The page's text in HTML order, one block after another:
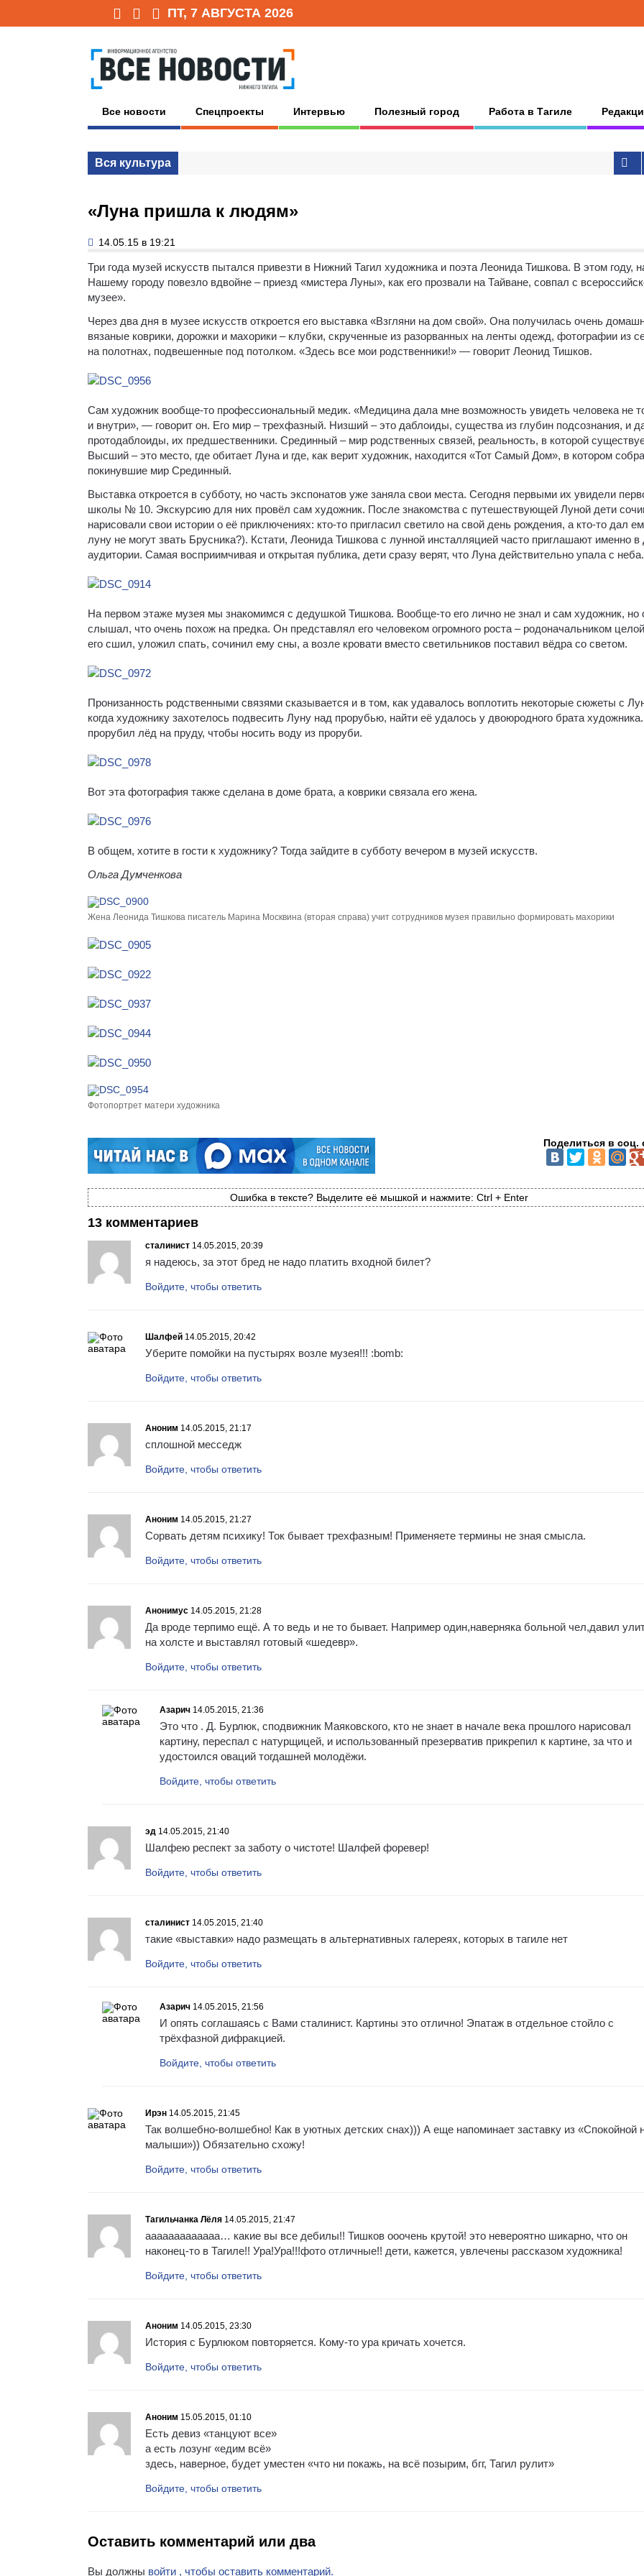
ПТ, 7 АВГУСТА 2026
Все новости Спецпроекты Интервью Полезный город Работа в Тагиле
Вся культура
«Луна пришла к людям»
14.05.15 в 19:21
Три года музей искусств пытался привезти в Нижний Тагил художника и поэта Леонида Тишкова. В этом году,
Нашему городу повезло вдвойне – приезд «мистера Луны», как его прозвали на Тайване, совпал с
музее».
Через два дня в музее искусств откроется его выставка «Взгляни на дом свой». Она получилась очень
вязаные коврики, дорожки и махорики – клубки, скрученные из разорванных на ленты одежд, фотографии из
на полотнах, подвешенные под потолком. «Здесь все мои родственники!» — говорит Леонид Тишков.
Сам художник вообще-то профессиональный медик. «Медицина дала мне возможность увидеть человека не
и внутри», — говорит он. Его мир – трехфазный. Низший – это даблоиды, существа из глубин подсознания, и
протодаблоиды, их предшественники. Срединный – мир родственных связей, реальность, в которой
Высший – это место, где обитает Луна и где, как верит художник, находится «Тот Самый Дом», в котором
покинувшие мир Срединный.
Выставка откроется в субботу, но часть экспонатов уже заняла свои места. Сегодня первыми их увидели
школы № 10. Экскурсию для них провёл сам художник. После знакомства с путешествующей Луной дети
нарисовали свои истории о её приключениях: кто-то пригласил светило на свой день рождения, а кто-то дал
луну не могут звать Брусника?). Кстати, Леонида Тишкова с лунной инсталляцией часто приглашают именно в
аудитории. Самая восприимчивая и открытая публика, дети сразу верят, что Луна действительно упала с неба.
На первом этаже музея мы знакомимся с дедушкой Тишкова. Вообще-то его лично не знал и сам художник, но
слышал, что очень похож на предка. Он представлял его человеком огромного роста – родоначальником
его сшил, уложил спать, сочинил ему сны, а возле кровати вместо светильников поставил вёдра со светом.
Пронизанность родственными связями сказывается и в том, как удавалось воплотить некоторые сюжеты с
когда художнику захотелось подвесить Луну над прорубью, найти её удалось у двоюродного брата
прорубил лёд на пруду, чтобы носить воду из проруби.
Вот эта фотография также сделана в доме брата, а коврики связала его жена.
В общем, хотите в гости к художнику? Тогда зайдите в субботу вечером в музей искусств.
Ольга Думченкова
Жена Леонида Тишкова писатель Марина Москвина (вторая справа) учит сотрудников музея правильно формировать махорики
Фотопортрет матери художника
Поделиться в соц.
Ошибка в тексте? Выделите её мышкой и нажмите: Ctrl + Enter
13 комментариев
сталинист 14.05.2015, 20:39
я надеюсь, за этот бред не надо платить входной билет?
Войдите, чтобы ответить
Шалфей 14.05.2015, 20:42
Уберите помойки на пустырях возле музея!!! :bomb:
Войдите, чтобы ответить
Аноним 14.05.2015, 21:17
сплошной месседж
Войдите, чтобы ответить
Аноним 14.05.2015, 21:27
Сорвать детям психику! Ток бывает трехфазным! Применяете термины не зная смысла.
Войдите, чтобы ответить
Анонимус 14.05.2015, 21:28
Да вроде терпимо ещё. А то ведь и не то бывает. Например один,наверняка больной чел,давил
на холсте и выставлял готовый «шедевр».
Войдите, чтобы ответить
Азарич 14.05.2015, 21:36
Это что . Д. Бурлюк, сподвижник Маяковского, кто не знает в начале века прошлого нарисовал
картину, переспал с натурщицей, и использованный презерватив прикрепил к картине, за что и
удостоился оваций тогдашней молодёжи.
Войдите, чтобы ответить
эд 14.05.2015, 21:40
Шалфею респект за заботу о чистоте! Шалфей форевер!
Войдите, чтобы ответить
сталинист 14.05.2015, 21:40
такие «выставки» надо размещать в альтернативных галереях, которых в тагиле нет
Войдите, чтобы ответить
Азарич 14.05.2015, 21:56
И опять соглашаясь с Вами сталинист. Картины это отлично! Эпатаж в отдельное стойло с
трёхфазной дифракцией.
Войдите, чтобы ответить
Ирэн 14.05.2015, 21:45
Так волшебно-волшебно! Как в уютных детских снах))) А еще напоминает заставку из «Спокойной
малыши»)) Обязательно схожу!
Войдите, чтобы ответить
Тагильчанка Лёля 14.05.2015, 21:47
ааааааааааааа… какие вы все дебилы!! Тишков ооочень крутой! это невероятно шикарно, что он
наконец-то в Тагиле!! Ура!Ура!!!фото отличные!! дети, кажется, увлечены рассказом художника!
Войдите, чтобы ответить
Аноним 14.05.2015, 23:30
История с Бурлюком повторяется. Кому-то ура кричать хочется.
Войдите, чтобы ответить
Аноним 15.05.2015, 01:10
Есть девиз «танцуют все»
а есть лозунг «едим всё»
здесь, наверное, будет уместен «что ни покажь, на всё позырим, бгг, Тагил рулит»
Войдите, чтобы ответить
Оставить комментарий или два
Вы должны войти , чтобы оставить комментарий.